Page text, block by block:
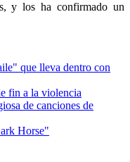
y los ha confirmado un
que lleva dentro con
fin a la violencia
de canciones de
Horse"